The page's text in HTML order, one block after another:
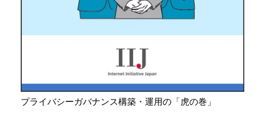
プライバシーガバナンス構築・運用の「虎の巻」